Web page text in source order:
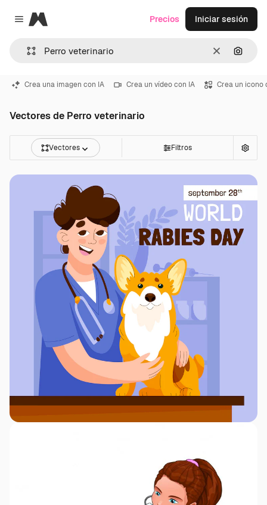
Close menu
Magnific
Borrar
Precios Iniciar sesión
Crea una imagen con IA Crea un vídeo con IA Crea un icono
Vectores de Perro veterinario
Vectores Filtros